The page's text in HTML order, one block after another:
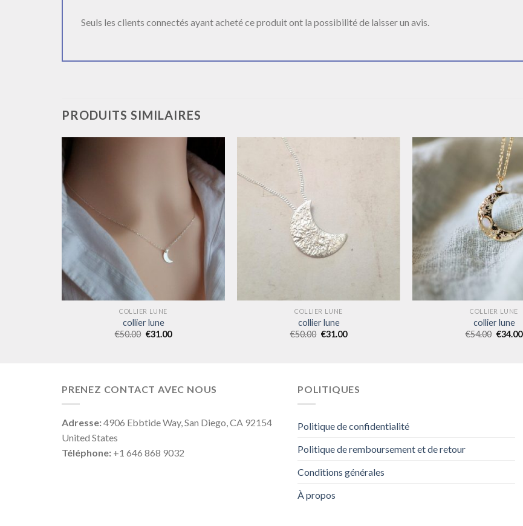
Seuls les clients connectés ayant acheté ce produit ont la possibilité de laisser un avis.
PRODUITS SIMILAIRES
COLLIER LUNE
collier lune
€50.00 €31.00
COLLIER LUNE
collier lune
€50.00 €31.00
COLLIER LUNE
collier lune
€54.00 €34.00
PRENEZ CONTACT AVEC NOUS
Adresse:4906 Ebbtide Way, San Diego, CA 92154
United States
Téléphone: +1 646 868 9032
POLITIQUES
Politique de confidentialité
Politique de remboursement et de retour
Conditions générales
À propos